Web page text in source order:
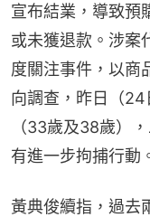
宣布結業，導致預
或未獲退款。涉案
度關注事件，以商
向調查，昨日（
（33歲及38歲）
有進一步拘捕行動
黃典俊續指，過去